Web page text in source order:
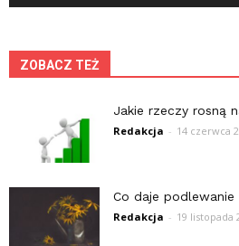
ZOBACZ TEŻ
Jakie rzeczy rosną
Redakcja - 14 czerwca
Co daje
Redakcja - 19 listopada